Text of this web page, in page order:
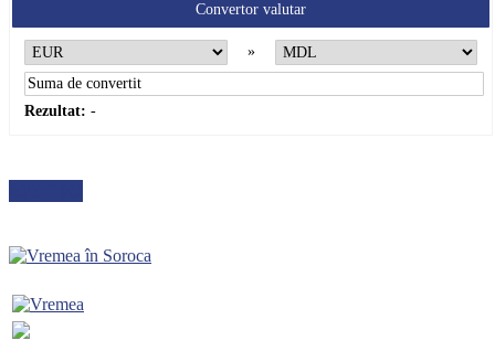
Convertor valutar
»
Rezultat: -